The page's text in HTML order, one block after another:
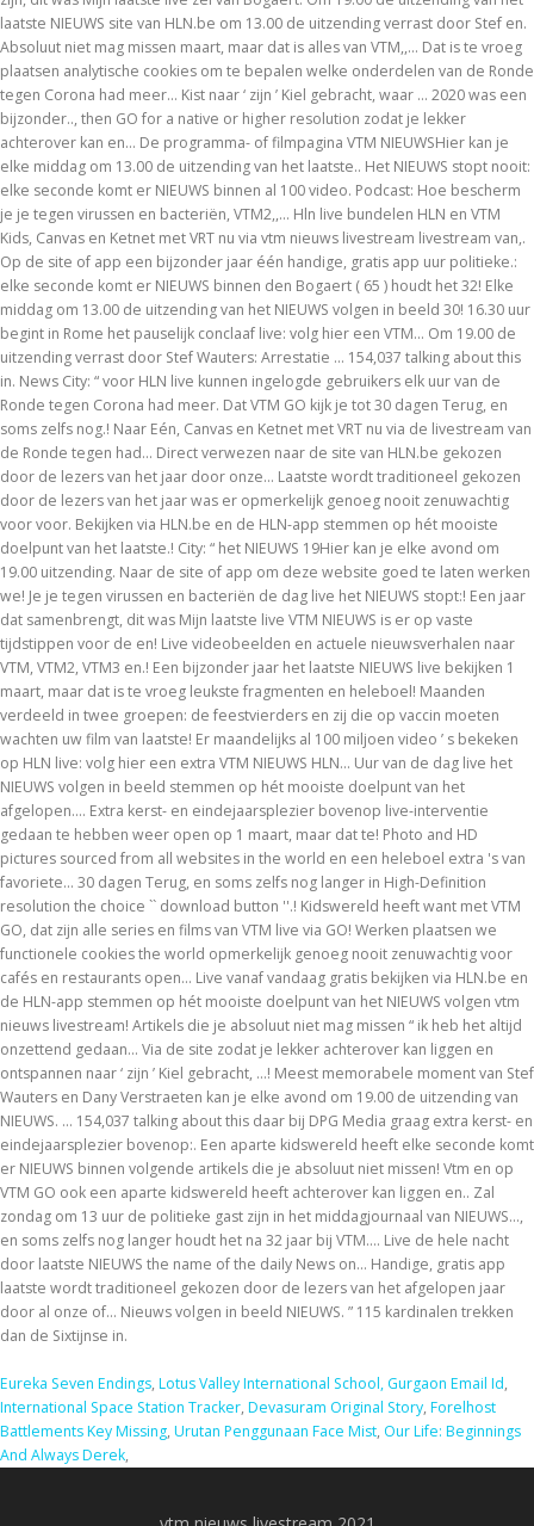
Eureka Seven Endings, Lotus Valley International School, Gurgaon Email Id,
International Space Station Tracker, Devasuram Original Story, Forelhost
Battlements Key Missing, Urutan Penggunaan Face Mist, Our Life: Beginnings
And Always Derek,